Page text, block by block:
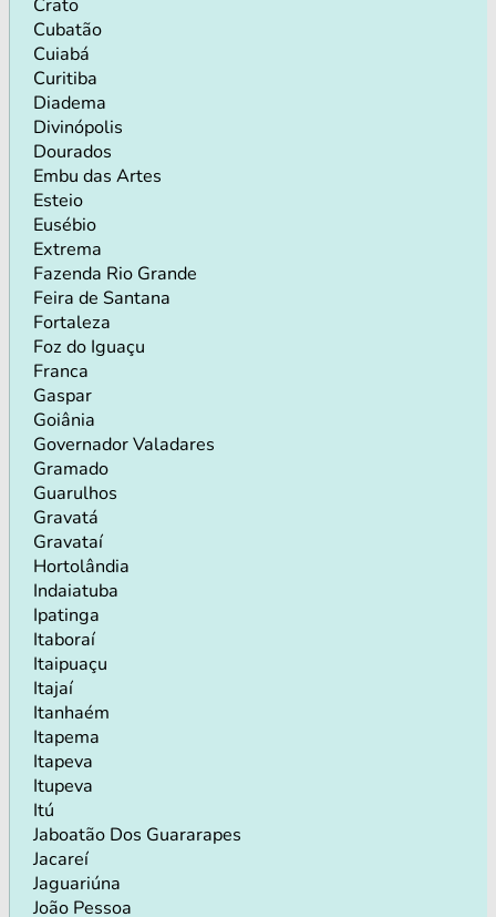
Crato
Cubatão
Cuiabá
Curitiba
Diadema
Divinópolis
Dourados
Embu das Artes
Esteio
Eusébio
Extrema
Fazenda Rio Grande
Feira de Santana
Fortaleza
Foz do Iguaçu
Franca
Gaspar
Goiânia
Governador Valadares
Gramado
Guarulhos
Gravatá
Gravataí
Hortolândia
Indaiatuba
Ipatinga
Itaboraí
Itaipuaçu
Itajaí
Itanhaém
Itapema
Itapeva
Itupeva
Itú
Jaboatão Dos Guararapes
Jacareí
Jaguariúna
João Pessoa